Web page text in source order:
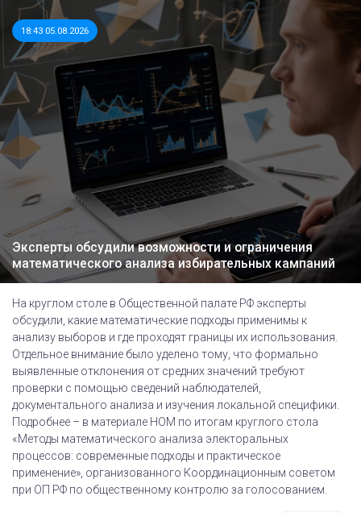
18:43 05.08.2026
Эксперты обсудили возможности и ограничения
математического анализа избирательных кампаний
На круглом столе в Общественной палате РФ эксперты
обсудили, какие математические подходы применимы к
анализу выборов и где проходят границы их использования.
Отдельное внимание было уделено тому, что формально
выявленные отклонения от средних значений требуют
проверки с помощью сведений наблюдателей,
документального анализа и изучения локальной специфики.
Подробнее – в материале НОМ по итогам круглого стола
«Методы математического анализа электоральных
процессов: современные подходы и практическое
применение», организованного Координационным советом
при ОП РФ по общественному контролю за голосованием.